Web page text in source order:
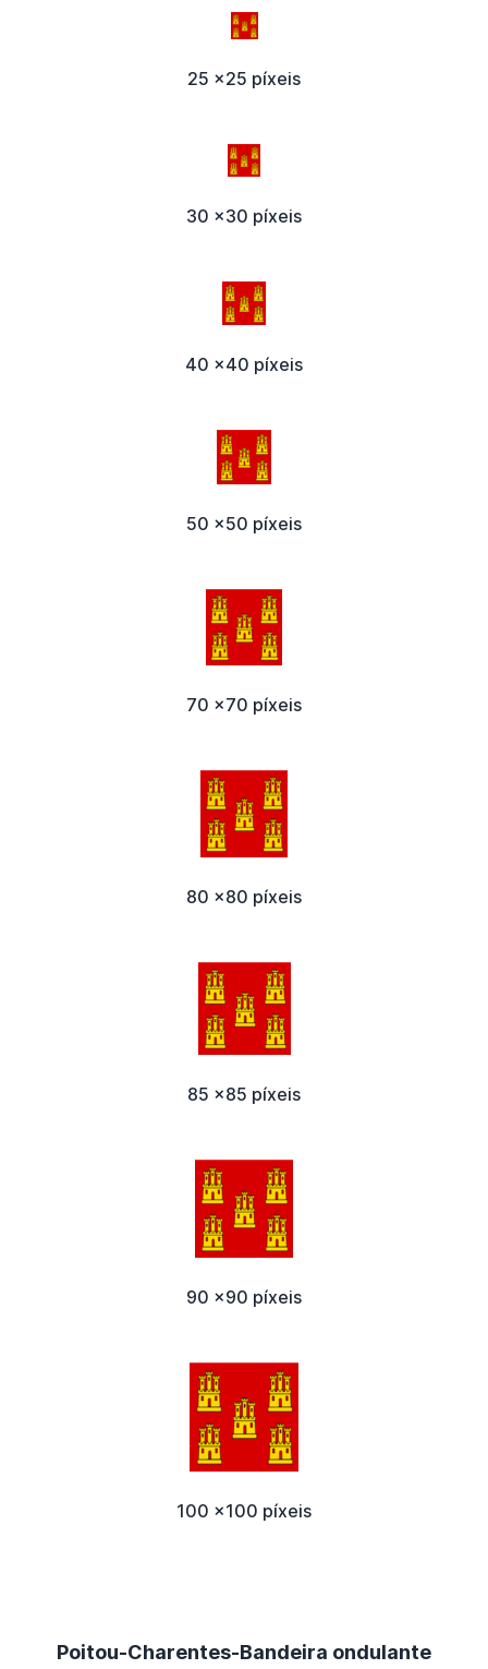
25 x25 píxeis
30 x30 píxeis
40 x40 píxeis
50 x50 píxeis
70 x70 píxeis
80 x80 píxeis
85 x85 píxeis
90 x90 píxeis
100 x100 píxeis
Poitou-Charentes-Bandeira ondulante